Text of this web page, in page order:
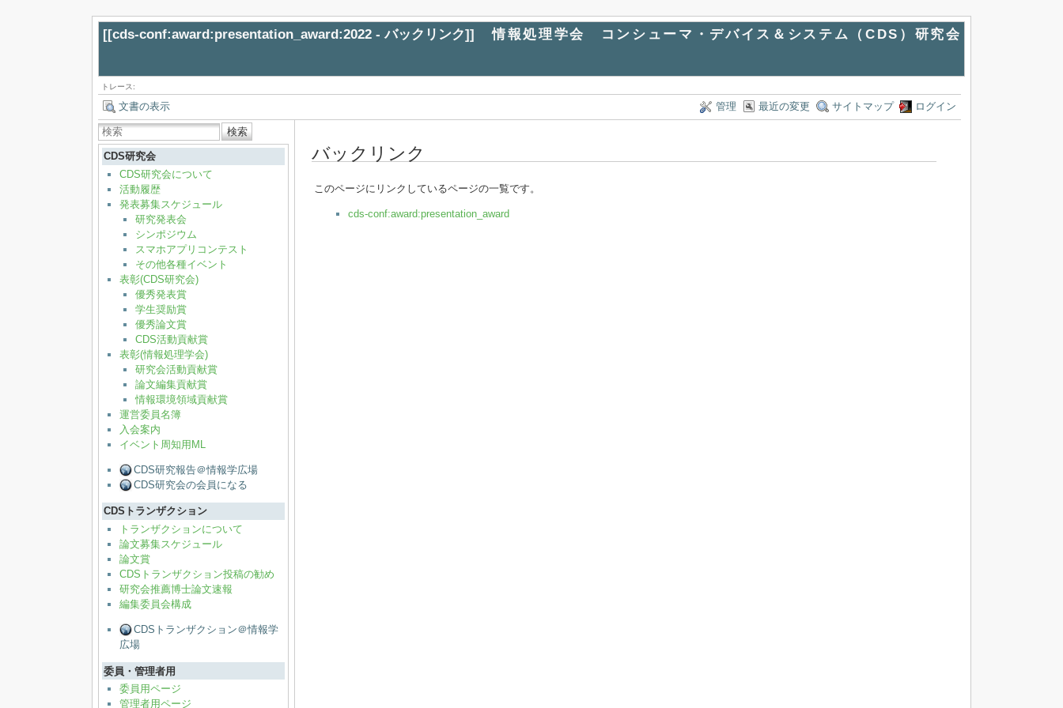
[[cds-conf:award:presentation_award:2022 - バックリンク]] 情報処理学会 コンシューマ・デバイス＆システム（CDS）研究会
トレース:
文書の表示 管理 最近の変更 サイトマップ ログイン
検索
CDS研究会
CDS研究会について
活動履歴
発表募集スケジュール
研究発表会
シンポジウム
スマホアプリコンテスト
その他各種イベント
表彰(CDS研究会)
優秀発表賞
学生奨励賞
優秀論文賞
CDS活動貢献賞
表彰(情報処理学会)
研究会活動貢献賞
論文編集貢献賞
情報環境領域貢献賞
運営委員名簿
入会案内
イベント周知用ML
CDS研究報告＠情報学広場
CDS研究会の会員になる
CDSトランザクション
トランザクションについて
論文募集スケジュール
論文賞
CDSトランザクション投稿の勧め
研究会推薦博士論文速報
編集委員会構成
CDSトランザクション＠情報学
広場
委員・管理者用
委員用ページ
管理者用ページ
バックリンク
このページにリンクしているページの一覧です。
cds-conf:award:presentation_award